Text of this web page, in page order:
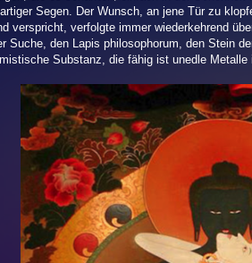
Segen. Der Wunsch, an jene Tür zu
verspricht, verfolgte immer wiederkehrend
Suche, den Lapis philosophorum, den Stein
Substanz, die fähig ist unedle Metalle